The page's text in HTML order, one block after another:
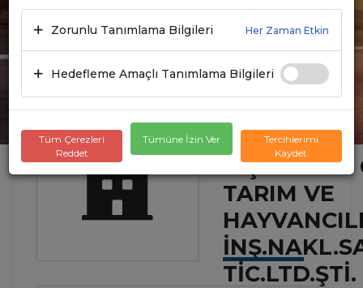
TARIM VE
TİC.LTD.ŞTİ.
Zorunlu Tanımlama Bilgileri Her Zaman Etkin
Hedefleme Amaçlı Tanımlama Bilgileri
Tüm Çerezleri
Reddet
Tümüne İzin Ver
Tercihlerimi
Kaydet